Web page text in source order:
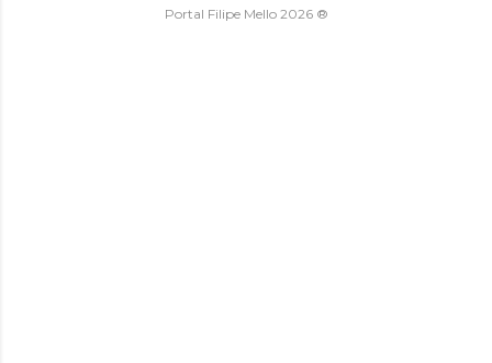
Portal Filipe Mello 2026 ®